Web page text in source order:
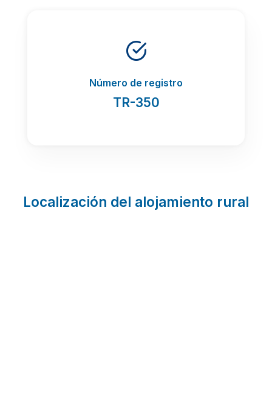
Número de registro
TR-350
Localización del alojamiento rural